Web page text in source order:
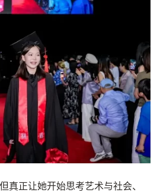
真正让她开始思考艺术与社会、